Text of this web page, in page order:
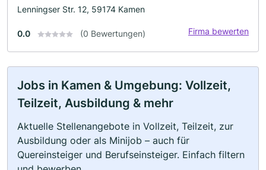
Lenningser Str. 12, 59174 Kamen
0.0 (0 Bewertungen) Firma bewerten
Jobs in Kamen & Umgebung: Vollzeit,
Teilzeit, Ausbildung & mehr
Aktuelle Stellenangebote in Vollzeit, Teilzeit, zur
Ausbildung oder als Minijob – auch für
Quereinsteiger und Berufseinsteiger. Einfach filtern